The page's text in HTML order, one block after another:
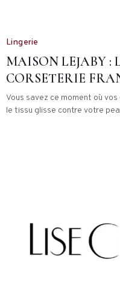
Lingerie
MAISON LEJABY :
CORSETERIE
Vous savez ce moment où
le tissu glisse contre votre